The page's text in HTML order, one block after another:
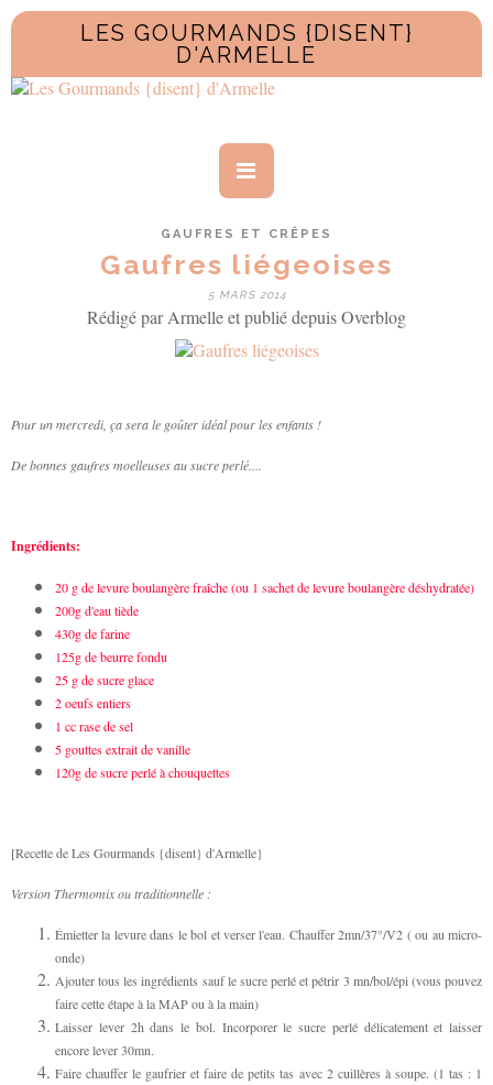
LES GOURMANDS {DISENT}
D'ARMELLE
GAUFRES ET CRÊPES
Gaufres liégeoises
5 MARS 2014
Rédigé par Armelle et publié depuis Overblog
Pour un mercredi, ça sera le goûter idéal pour les enfants !
De bonnes gaufres moelleuses au sucre perlé....
Ingrédients:
20 g de levure boulangère fraîche (ou 1 sachet de levure boulangère déshydratée)
200g d'eau tiède
430g de farine
125g de beurre fondu
25 g de sucre glace
2 oeufs entiers
1 cc rase de sel
5 gouttes extrait de vanille
120g de sucre perlé à chouquettes
[Recette de Les Gourmands {disent} d'Armelle}
Version Thermomix ou traditionnelle :
Émietter la levure dans le bol et verser l'eau. Chauffer 2mn/37°/V2 ( ou au micro-
onde)
Ajouter tous les ingrédients sauf le sucre perlé et pétrir 3 mn/bol/épi (vous pouvez
faire cette étape à la MAP ou à la main)
Laisser lever 2h dans le bol. Incorporer le sucre perlé délicatement et laisser
encore lever 30mn.
Faire chauffer le gaufrier et faire de petits tas avec 2 cuillères à soupe. (1 tas : 1